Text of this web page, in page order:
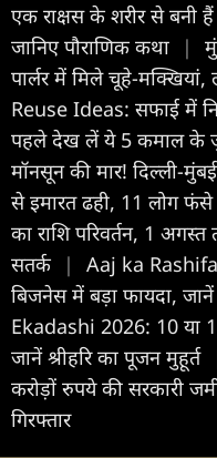
एक राक्षस के शरीर से बनी
जानिए पौराणिक कथा
|
पार्लर में मिले चूहे-
Reuse Ideas: सफाई में
पहले देख लें ये 5 कमाल के
मॉनसून की मार! दिल्ली-
से इमारत ढही, 11 लोग फंसे
का राशि परिवर्तन, 1 अगस्त
सतर्क
|
Aaj ka
बिजनेस में बड़ा फायदा, जानें
Ekadashi 2026: 10 या
जानें श्रीहरि का पूजन मुहूर्त
करोड़ों रुपये की सरकारी
गिरफ्तार